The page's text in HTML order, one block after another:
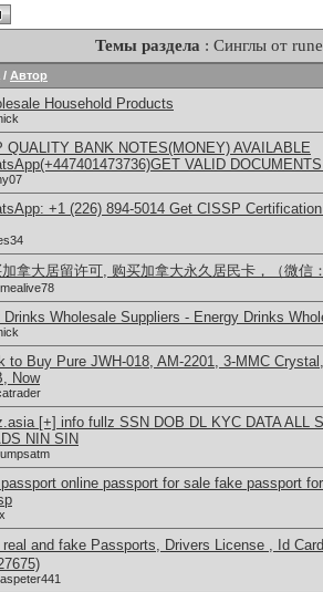
Темы раздела : Синглы от
/ Автор
Household Products
QUALITY BANK NOTES(MONEY) AVAILABLE
VALID
+1 (226) 894-5014​ Get CISSP
拿大居留许可, 购买加拿大永久居民卡，（微信
Drinks Wholesale Suppliers - Energy Drinks
to Buy Pure JWH-018, AM-2201, 3-MMC
Now
[+] info fullz SSN DOB DL KYC DATA ALL
NIN SIN
passport online passport for sale fake passport
real and fake Passports, Drivers License , Id